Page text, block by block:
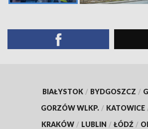
BIAŁYSTOK / BYDGOSZCZ /
GORZÓW WLKP. / KATOWICE
KRAKÓW / LUBLIN / ŁÓDŹ /